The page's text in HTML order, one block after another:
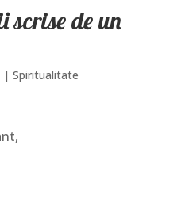
scrise de un
| Spiritualitate